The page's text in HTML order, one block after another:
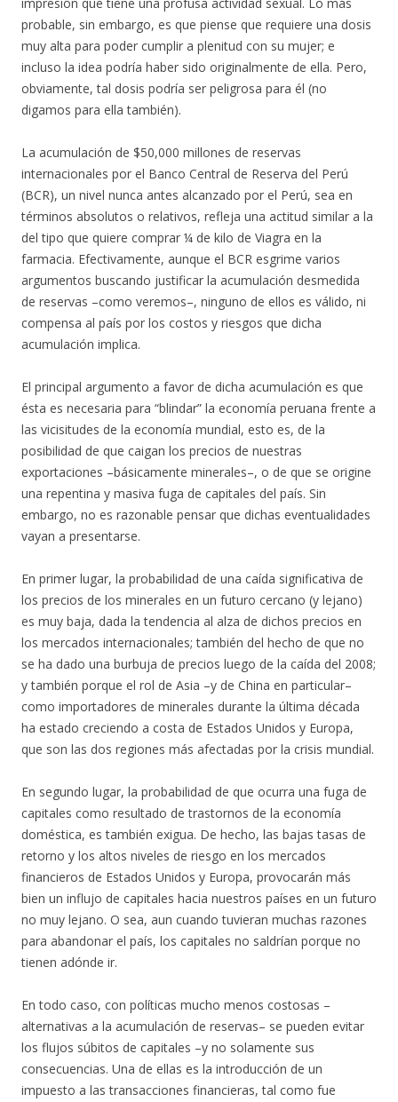
probable, sin embargo, es que piense que requiere una dosis
muy alta para poder cumplir a plenitud con su mujer; e
incluso la idea podría haber sido originalmente de ella. Pero,
obviamente, tal dosis podría ser peligrosa para él (no
digamos para ella también).
La acumulación de $50,000 millones de reservas
internacionales por el Banco Central de Reserva del Perú
(BCR), un nivel nunca antes alcanzado por el Perú, sea en
términos absolutos o relativos, refleja una actitud similar a la
del tipo que quiere comprar ¼ de kilo de Viagra en la
farmacia. Efectivamente, aunque el BCR esgrime varios
argumentos buscando justificar la acumulación desmedida
de reservas –como veremos–, ninguno de ellos es válido, ni
compensa al país por los costos y riesgos que dicha
acumulación implica.
El principal argumento a favor de dicha acumulación es que
ésta es necesaria para “blindar” la economía peruana frente a
las vicisitudes de la economía mundial, esto es, de la
posibilidad de que caigan los precios de nuestras
exportaciones –básicamente minerales–, o de que se origine
una repentina y masiva fuga de capitales del país. Sin
embargo, no es razonable pensar que dichas eventualidades
vayan a presentarse.
En primer lugar, la probabilidad de una caída significativa de
los precios de los minerales en un futuro cercano (y lejano)
es muy baja, dada la tendencia al alza de dichos precios en
los mercados internacionales; también del hecho de que no
se ha dado una burbuja de precios luego de la caída del 2008;
y también porque el rol de Asia –y de China en particular–
como importadores de minerales durante la última década
ha estado creciendo a costa de Estados Unidos y Europa,
que son las dos regiones más afectadas por la crisis mundial.
En segundo lugar, la probabilidad de que ocurra una fuga de
capitales como resultado de trastornos de la economía
doméstica, es también exigua. De hecho, las bajas tasas de
retorno y los altos niveles de riesgo en los mercados
financieros de Estados Unidos y Europa, provocarán más
bien un influjo de capitales hacia nuestros países en un futuro
no muy lejano. O sea, aun cuando tuvieran muchas razones
para abandonar el país, los capitales no saldrían porque no
tienen adónde ir.
En todo caso, con políticas mucho menos costosas –
alternativas a la acumulación de reservas– se pueden evitar
los flujos súbitos de capitales –y no solamente sus
consecuencias. Una de ellas es la introducción de un
impuesto a las transacciones financieras, tal como fue